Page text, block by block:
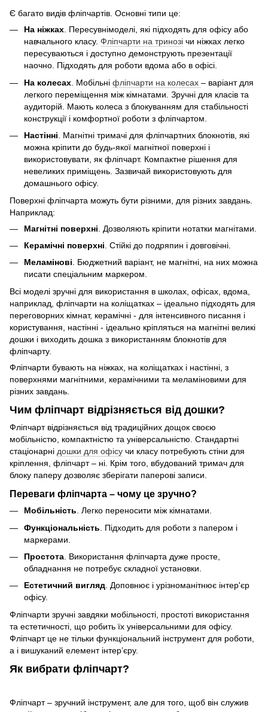
Є багато видів фліпчартів. Основні типи це:
На ніжках. Пересувнімоделі, які підходять для офісу або
навчального класу. Фліпчарти на тринозі чи ніжках легко
пересуваються і доступно демонструють презентації
наочно. Підходять для роботи вдома або в офісі.
На колесах . Мобільні фліпчарти на колесах – варіант для
легкого переміщення між кімнатами. Зручні для класів та
аудиторій. Мають колеса з блокуванням для стабільності
конструкції і комфортної роботи з фліпчартом.
Настінні. Магнітні тримачі для фліпчартних блокнотів, які
можна кріпити до будь-якої магнітної поверхні і
використовувати, як фліпчарт. Компактне рішення для
невеликих приміщень. Зазвичай використовують для
домашнього офісу.
Поверхні фліпчарта можуть бути різними, для різних завдань.
Наприклад:
Магнітні поверхні . Дозволяють кріпити нотатки магнітами.
Керамічні поверхні . Стійкі до подряпин і довговічні.
Меламінові. Бюджетний варіант, не магнітні, на них можна
писати спеціальним маркером.
Всі моделі зручні для використання в школах, офісах, вдома,
наприклад, фліпчарти на коліщатках – ідеально підходять для
переговорних кімнат, керамічні - для інтенсивного писання і
користування, настінні - ідеально кріпляться на магнітні великі
дошки і виходить дошка з використанням блокнотів для
фліпчарту.
Фліпчарти бувають на ніжках, на коліщатках і настінні, з
поверхнями магнітними, керамічними та меламіновими для
різних завдань.
Чим фліпчарт відрізняється від дошки?
Фліпчарт відрізняється від традиційних дощок своєю
мобільністю, компактністю та універсальністю. Стандартні
стаціонарні дошки для офісу чи класу потребують стіни для
кріплення, фліпчарт – ні. Крім того, вбудований тримач для
блоку паперу дозволяє зберігати паперові записи.
Переваги фліпчарта – чому це зручно?
Мобільність. Легко переносити між кімнатами.
Функціональність . Підходить для роботи з папером і
маркерами.
Простота . Використання фліпчарта дуже просте,
обладнання не потребує складної установки.
Естетичний вигляд. Доповнює і урізноманітнює інтер'єр
офісу.
Фліпчарти зручні завдяки мобільності, простоті використання
та естетичності, що робить їх універсальними для офісу.
Фліпчарт це не тільки функціональний інструмент для роботи,
а і вишуканий елемент інтер’єру.
Як вибрати фліпчарт?
Фліпчарт – зручний інструмент, але для того, щоб він служив